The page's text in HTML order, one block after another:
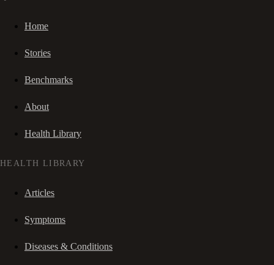
Home
Stories
Benchmarks
About
Health Library
HEALTH LIBRARY
Articles
Symptoms
Diseases & Conditions